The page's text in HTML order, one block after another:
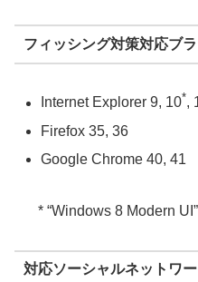
フィッシング対策対応ブ
Internet Explorer 9, 10*,
Firefox 35, 36
Google Chrome 40, 41
* “Windows 8 Modern
対応ソーシャルネットワ